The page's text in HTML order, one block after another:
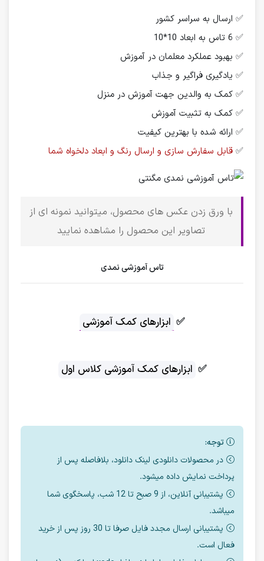
✅ ارسال به سراسر کشور
✅ 6 تاس به ابعاد 10*10
✅ بهبود عملکرد معلمان در آموزش
✅ یادگیری فراگیر و جذاب
✅ کمک به والدین جهت آموزش در منزل
✅ کمک به تثبیت آموزش
✅ ارائه شده با بهترین کیفیت
✅ قابل سفارش سازی و ارسال رنگ و ابعاد دلخواه شما
با ورق زدن عکس های محصول، میتوانید نمونه ای از
تصاویر این محصول را مشاهده نمایید
تاس آموزشی نمدی
✅ ابزارهای کمک آموزشی
✅ ابزارهای کمک آموزشی کلاس اول
توجه:
در محصولات دانلودی لینک دانلود، بلافاصله پس از
پرداخت نمایش داده میشود.
پشتیبانی آنلاین، از 9 صبح تا 12 شب، پاسخگوی شما
میباشد.
پشتیبانی ارسال مجدد فایل صرفا تا 30 روز پس از خرید
فعال است.